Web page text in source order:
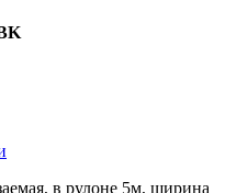
в рулоне 5м, ширина